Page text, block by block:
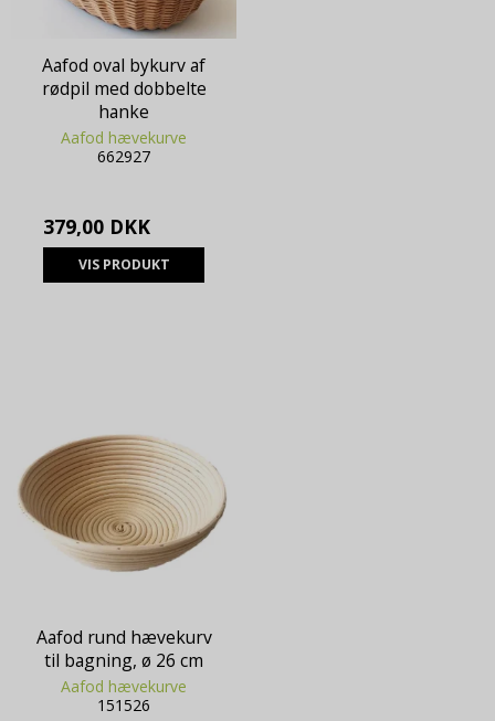
Aafod oval bykurv af
rødpil med dobbelte
hanke
Aafod hævekurve
662927
379,00 DKK
VIS PRODUKT
Aafod rund hævekurv
til bagning, ø 26 cm
Aafod hævekurve
151526